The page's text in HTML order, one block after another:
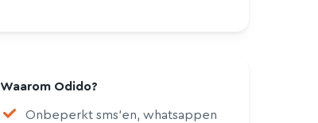
Waarom Odido?
Onbeperkt sms'en, whatsappen